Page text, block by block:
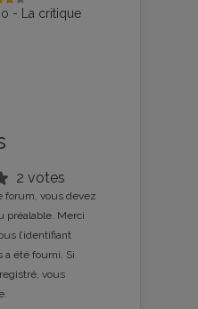
- La critique
2 votes
forum, vous devez
préalable. Merci
l’identifiant
a été fourni. Si
vous